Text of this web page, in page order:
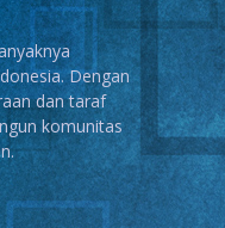
Dengan
dan taraf
komunitas